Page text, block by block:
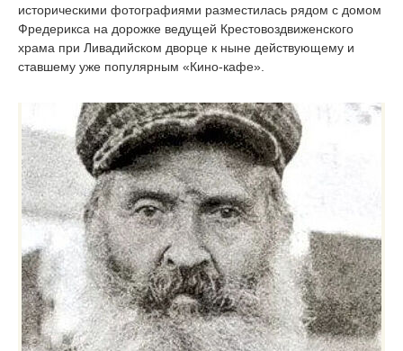
историческими фотографиями разместилась рядом с домом
Фредерикса на дорожке ведущей Крестовоздвиженского
храма при Ливадийском дворце к ныне действующему и
ставшему уже популярным «Кино-кафе».